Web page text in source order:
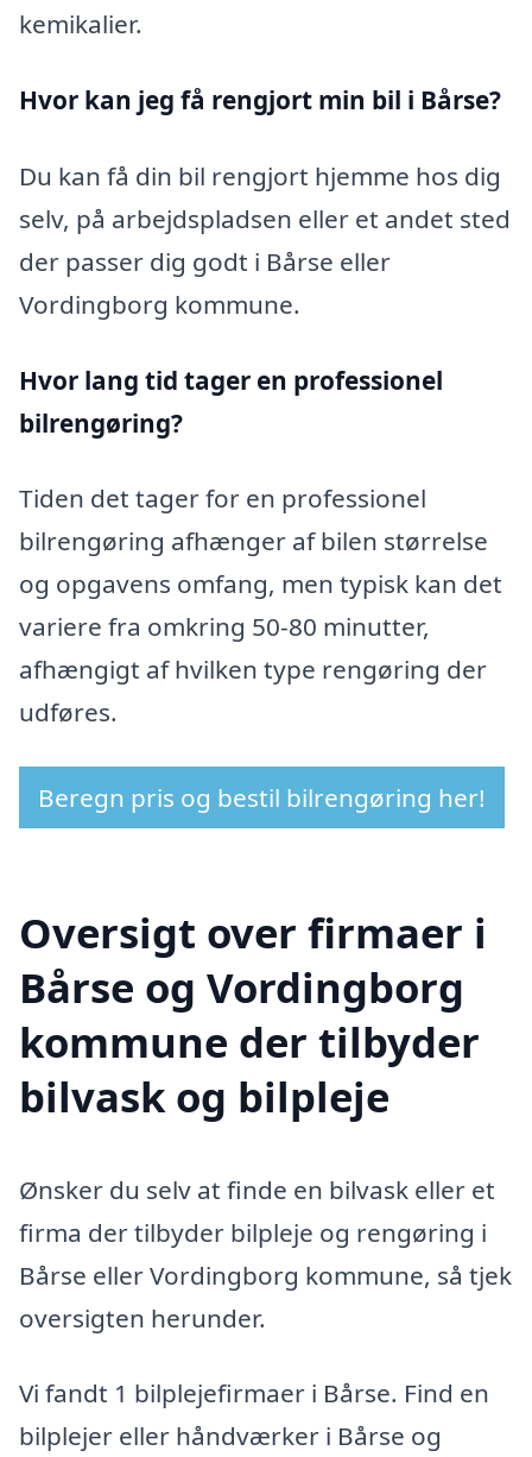
kemikalier.
Hvor kan jeg få rengjort min bil i Bårse?
Du kan få din bil rengjort hjemme hos dig
selv, på arbejdspladsen eller et andet sted
der passer dig godt i Bårse eller
Vordingborg kommune.
Hvor lang tid tager en professionel
bilrengøring?
Tiden det tager for en professionel
bilrengøring afhænger af bilen størrelse
og opgavens omfang, men typisk kan det
variere fra omkring 50-80 minutter,
afhængigt af hvilken type rengøring der
udføres.
Beregn pris og bestil bilrengøring her!
Oversigt over firmaer i
Bårse og Vordingborg
kommune der tilbyder
bilvask og bilpleje
Ønsker du selv at finde en bilvask eller et
firma der tilbyder bilpleje og rengøring i
Bårse eller Vordingborg kommune, så tjek
oversigten herunder.
Vi fandt 1 bilplejefirmaer i Bårse. Find en
bilplejer eller håndværker i Bårse og